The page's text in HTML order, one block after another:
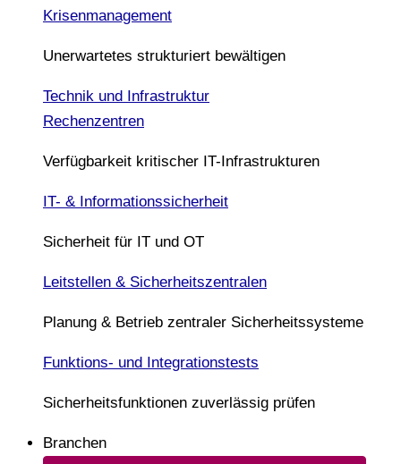
Krisenmanagement
Unerwartetes strukturiert bewältigen
Technik und Infrastruktur
Rechenzentren
Verfügbarkeit kritischer IT-Infrastrukturen
IT- & Informationssicherheit
Sicherheit für IT und OT
Leitstellen & Sicherheitszentralen
Planung & Betrieb zentraler Sicherheitssysteme
Funktions- und Integrationstests
Sicherheitsfunktionen zuverlässig prüfen
Branchen